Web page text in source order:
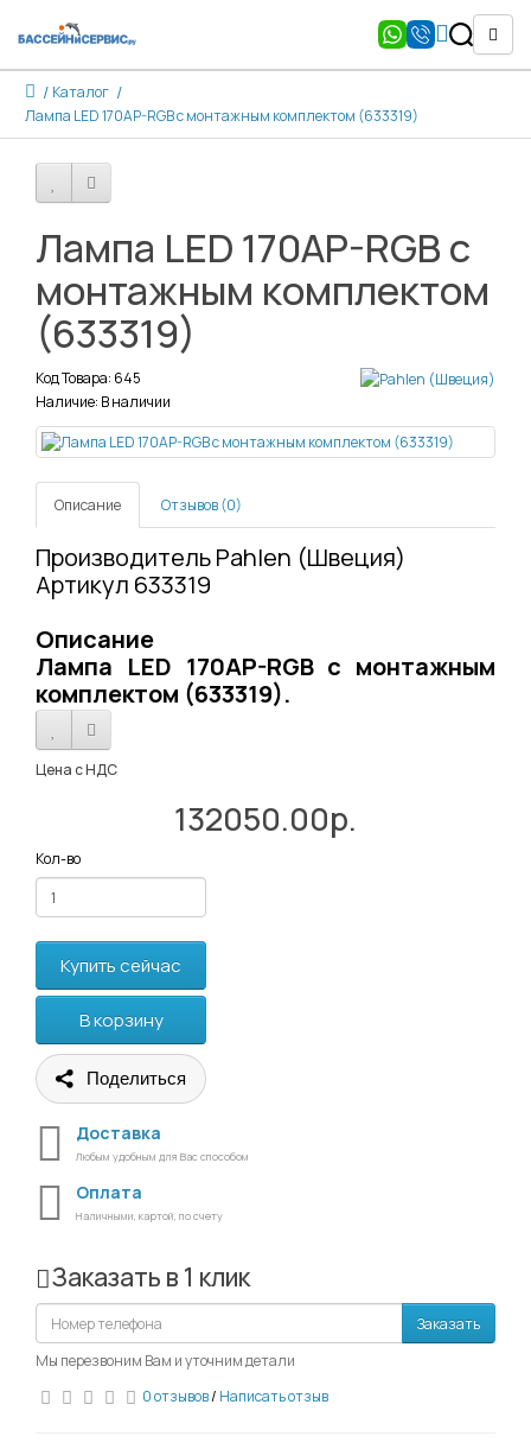
Каталог
Лампа LED 170AP-RGB с монтажным комплектом (633319)
Лампа LED 170AP-RGB с
монтажным комплектом
(633319)
Код Товара: 645
Наличие: В наличии
Описание Отзывов (0)
Производитель Pahlen (Швеция)
Артикул 633319
Описание
Лампа LED 170AP-RGB с монтажным
комплектом (633319).
Цена с НДС
132050.00р.
Кол-во
Купить сейчас
В корзину
Поделиться
Доставка
Любым удобным для Вас способом
Оплата
Наличными, картой, по счету
Заказать в 1 клик
Заказать
Мы перезвоним Вам и уточним детали
0 отзывов/ Написать отзыв